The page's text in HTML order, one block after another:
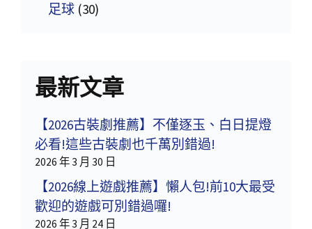
足球 (30)
最新文章
【2026古裝劇推薦】不僅逐玉、白日提燈
必看!這些古裝劇也千萬別錯過!
2026 年 3 月 30 日
【2026線上遊戲推薦】懶人包!前10大最受
歡迎的遊戲可別錯過囉!
2026 年 3 月 24 日